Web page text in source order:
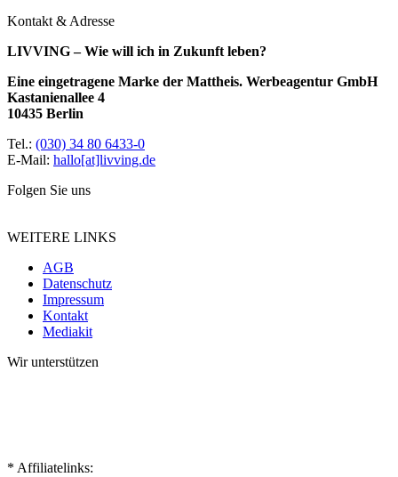
Kontakt & Adresse
LIVVING – Wie will ich in Zukunft leben?
Eine eingetragene Marke der Mattheis. Werbeagentur GmbH
Kastanienallee 4
10435 Berlin
Tel.: (030) 34 80 6433-0
E-Mail: hallo[at]livving.de
Folgen Sie uns
WEITERE LINKS
AGB
Datenschutz
Impressum
Kontakt
Mediakit
Wir unterstützen
* Affiliatelinks: